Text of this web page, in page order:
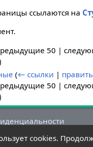
ссылаются на
50 |
(← ссылки | править
50 |
cookies.